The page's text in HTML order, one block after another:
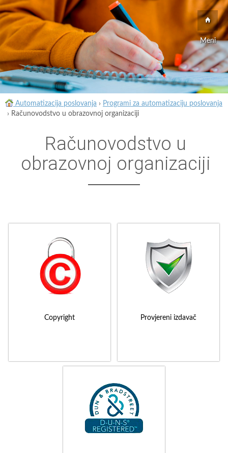
Meni
Automatizacija poslovanja › Programi za automatizaciju poslovanja
› Računovodstvo u obrazovnoj organizaciji
Računovodstvo u
obrazovnoj organizaciji
Copyright Provjereni izdavač